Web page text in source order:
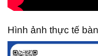
Hình ảnh thực tế